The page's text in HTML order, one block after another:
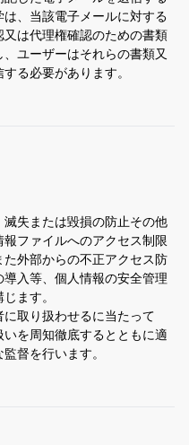
、当該電子メールに対する
は代理権確認のための書類
ユーザーはそれらの書類又
る必要があります。
失または毀損の防止その他
ファイルへのアクセス制限
外部からの不正アクセス防
入等、個人情報の安全管理
ます。
取り扱わせるに当たって
を周知徹底するとともに適
督を行います。